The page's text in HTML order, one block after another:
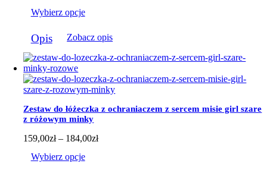
do
Wybierz opcje
produkt
ma
wiele
wariantów.
Opcje
można
wybrać
na
stronie
produktu
Opis Zobacz opis
Zestaw do łóżeczka z ochraniaczem z sercem misie girl szare
z różowym minky
159,00zł – 184,00złZakres
Wybierz opcje